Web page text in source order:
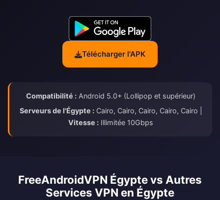
Télécharger l'APK
Compatibilité : Android 5.0+ (Lollipop et supérieur)
Serveurs de l'Égypte :Cairo, Cairo, Cairo, Cairo, Cairo |
Vitesse : Illimitée 10Gbps
FreeAndroidVPN Égypte vs Autres
Services VPN en Égypte